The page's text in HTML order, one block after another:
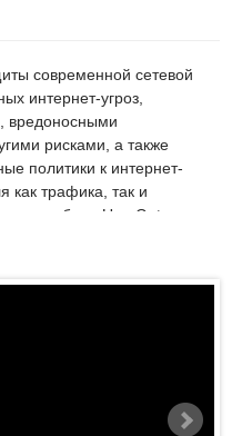
современной сетевой
интернет-угроз,
вредоносными
рисками, а также
политики к интернет-
как трафика, так и
работы UserGate лежит
работать в проектах